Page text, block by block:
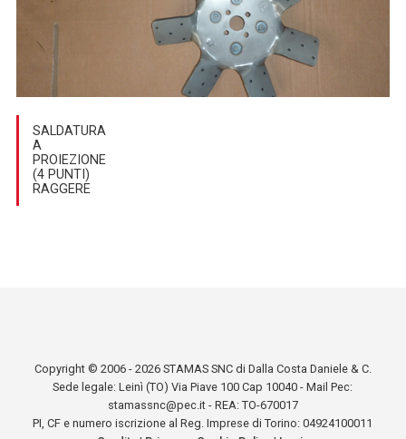
SALDATURA
A
PROIEZIONE
(4 PUNTI)
RAGGERE
Copyright © 2006 - 2026 STAMAS SNC di Dalla Costa Daniele & C.
Sede legale: Leinì (TO) Via Piave 100 Cap 10040 - Mail Pec:
stamassnc@pec.it - REA: TO-670017
PI, CF e numero iscrizione al Reg. Imprese di Torino: 04924100011